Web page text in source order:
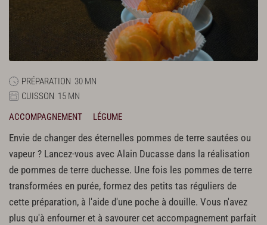
PRÉPARATION 30 MN
CUISSON 15 MN
ACCOMPAGNEMENT
LÉGUME
Envie de changer des éternelles pommes de terre sautées ou
vapeur ? Lancez-vous avec Alain Ducasse dans la réalisation
de pommes de terre duchesse. Une fois les pommes de terre
transformées en purée, formez des petits tas réguliers de
cette préparation, à l'aide d'une poche à douille. Vous n'avez
plus qu'à enfourner et à savourer cet accompagnement parfait